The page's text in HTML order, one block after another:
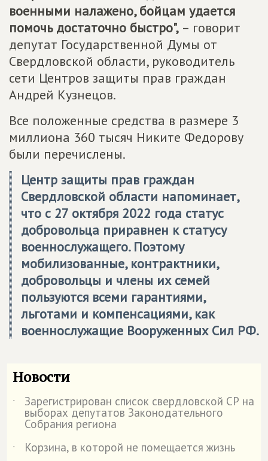
военными налажено, бойцам удается
помочь достаточно быстро", – говорит
депутат Государственной Думы от
Свердловской области, руководитель
сети Центров защиты прав граждан
Андрей Кузнецов.
Все положенные средства в размере 3
миллиона 360 тысяч Никите Федорову
были перечислены.
Центр защиты прав граждан
Свердловской области напоминает,
что с 27 октября 2022 года статус
добровольца приравнен к статусу
военнослужащего. Поэтому
мобилизованные, контрактники,
добровольцы и члены их семей
пользуются всеми гарантиями,
льготами и компенсациями, как
военнослужащие Вооруженных Сил РФ.
Новости
˙ Зарегистрирован список свердловской СР на
выборах депутатов Законодательного
Собрания региона
˙
Корзина, в которой не помещается жизнь